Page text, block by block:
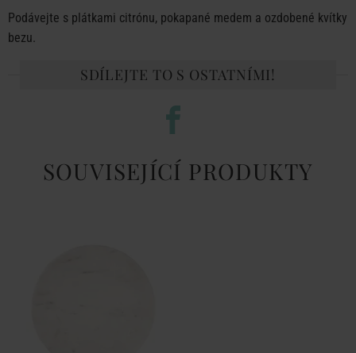
Podávejte s plátkami citrónu, pokapané medem a ozdobené kvítky
bezu.
SDÍLEJTE TO S OSTATNÍMI!
SOUVISEJÍCÍ PRODUKTY